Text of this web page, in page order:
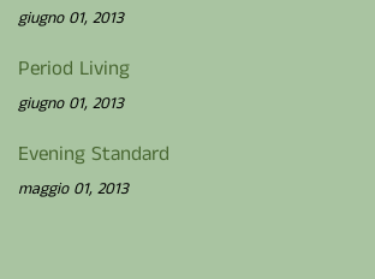
giugno 01, 2013
Period Living
giugno 01, 2013
Evening Standard
maggio 01, 2013